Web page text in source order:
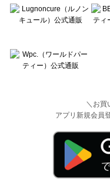
＼お買
アプリ新規会員